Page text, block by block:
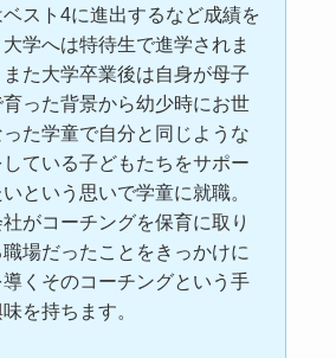
スト4に進出するなど成績を
学へは特待生で進学されま
また大学卒業後は自身が母子
った背景から幼少時にお世
た学童で自分と同じような
ている子どもたちをサポー
いという思いで学童に就職。
がコーチングを保育に取り
職場だったことをきっかけに
くそのコーチングという手
を持ちます。